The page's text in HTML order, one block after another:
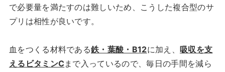
で必要量を満たすのは難しいため、こうした複合型のサ
プリは相性が良いです。
血をつくる材料である鉄・葉酸・B12に加え、 吸収を支
えるビタミンC まで入っているので、毎日の手間を減ら